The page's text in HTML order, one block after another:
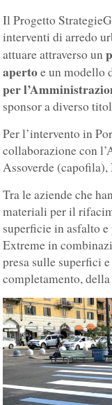
Il Progetto
interventi di arredo
attuare attraverso un
apertoe un modello
per
sponsor a diverso
Per l’intervento in
collaborazione con
Assoverde
Tra le aziende che
materiali per il
superficie in asfalto
Extreme in
presa sulle superfici
completamento,